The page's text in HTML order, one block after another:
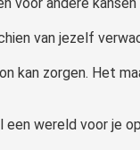
van jezelf
kan zorgen. Het
wereld voor je